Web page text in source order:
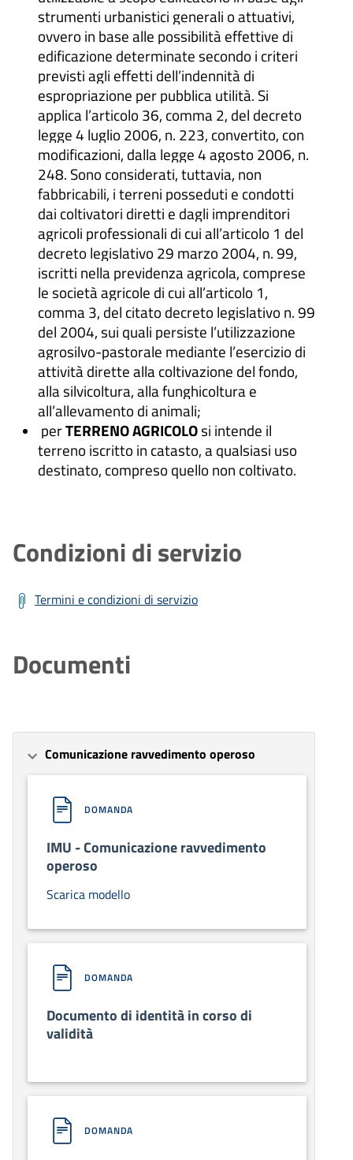
strumenti urbanistici generali o attuativi,
ovvero in base alle possibilità effettive di
edificazione determinate secondo i criteri
previsti agli effetti dell’indennità di
espropriazione per pubblica utilità. Si
applica l’articolo 36, comma 2, del decreto
legge 4 luglio 2006, n. 223, convertito, con
modificazioni, dalla legge 4 agosto 2006, n.
248. Sono considerati, tuttavia, non
fabbricabili, i terreni posseduti e condotti
dai coltivatori diretti e dagli imprenditori
agricoli professionali di cui all’articolo 1 del
decreto legislativo 29 marzo 2004, n. 99,
iscritti nella previdenza agricola, comprese
le società agricole di cui all’articolo 1,
comma 3, del citato decreto legislativo n. 99
del 2004, sui quali persiste l’utilizzazione
agrosilvo-pastorale mediante l’esercizio di
attività dirette alla coltivazione del fondo,
alla silvicoltura, alla funghicoltura e
all’allevamento di animali;
perTERRENO AGRICOLOsi intende il
terreno iscritto in catasto, a qualsiasi uso
destinato, compreso quello non coltivato.
Condizioni di servizio
Termini e condizioni di servizio
Documenti
Comunicazione ravvedimento operoso
DOMANDA
IMU - Comunicazione ravvedimento
operoso
Scarica modello
DOMANDA
Documento di identità in corso di
validità
DOMANDA